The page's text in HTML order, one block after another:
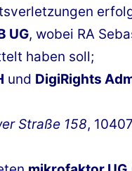
UG, wobei RA
haben soll;
und DigiRights
Straße 158,